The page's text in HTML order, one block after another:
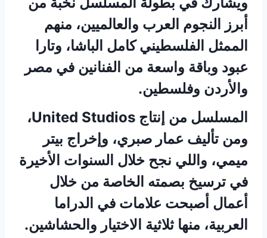
أبرز النجوم العرب والعالميين، منهم
الممثل الفلسطيني كامل الباشا، وتارا
عبود وباقة واسعة من الفنانين في مصر
والأردن وفلسطين.
المسلسل من إنتاج United Studios،
ومن تأليف عمار صبري، وإخراج بيتر
ميمي، واللي نجح خلال السنوات الأخيرة
في ترسيخ بصمته الخاصة من خلال
أعمال أصبحت علامات في الدراما
العربية، منها ثلاثية الاختيار والحشاشين.